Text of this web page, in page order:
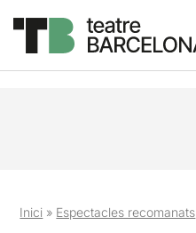
Inici » Espectacles recomanats